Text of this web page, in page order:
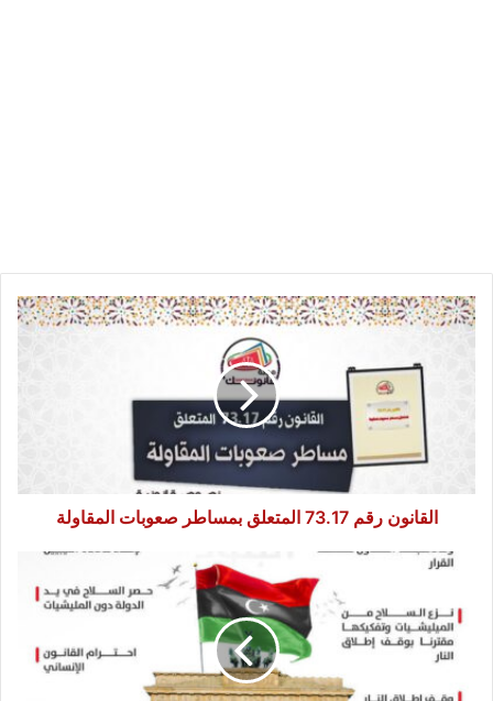
القانون
رقم
القانون رقم 73.17 المتعلق بمساطر صعوبات المقاولة
نتائج
برلين
حول